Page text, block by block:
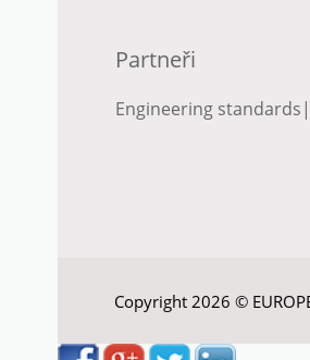
Partneři
Engineering standards |
Copyright 2026 ©